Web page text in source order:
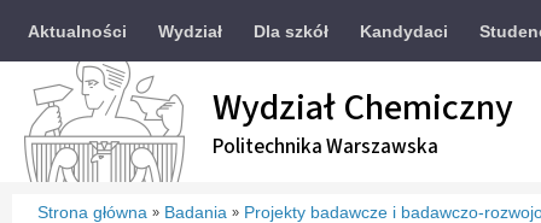
Aktualności Wydział Dla szkół Kandydaci
Wydział Chemiczny
Politechnika Warszawska
Strona główna » Badania » Projekty badawcze i badawczo-